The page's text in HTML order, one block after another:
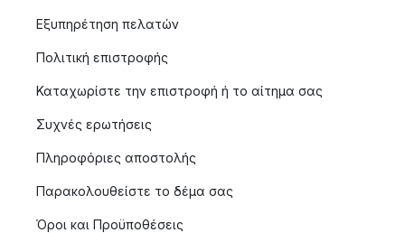
Εξυπηρέτηση πελατών
Πολιτική επιστροφής
Καταχωρίστε την επιστροφή ή το αίτημα σας
Συχνές ερωτήσεις
Πληροφόριες αποστολής
Παρακολουθείστε το δέμα σας
Όροι και Προϋποθέσεις